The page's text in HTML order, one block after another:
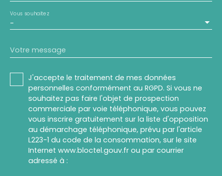
-
Vous souhaitez
Votre message
J'accepte le traitement de mes données
personnelles conformément au RGPD. Si vous ne
souhaitez pas faire l'objet de prospection
commerciale par voie téléphonique, vous pouvez
vous inscrire gratuitement sur la liste d'opposition
au démarchage téléphonique, prévu par l'article
L223-1 du code de la consommation, sur le site
Internet www.bloctel.gouv.fr ou par courrier
adressé à :